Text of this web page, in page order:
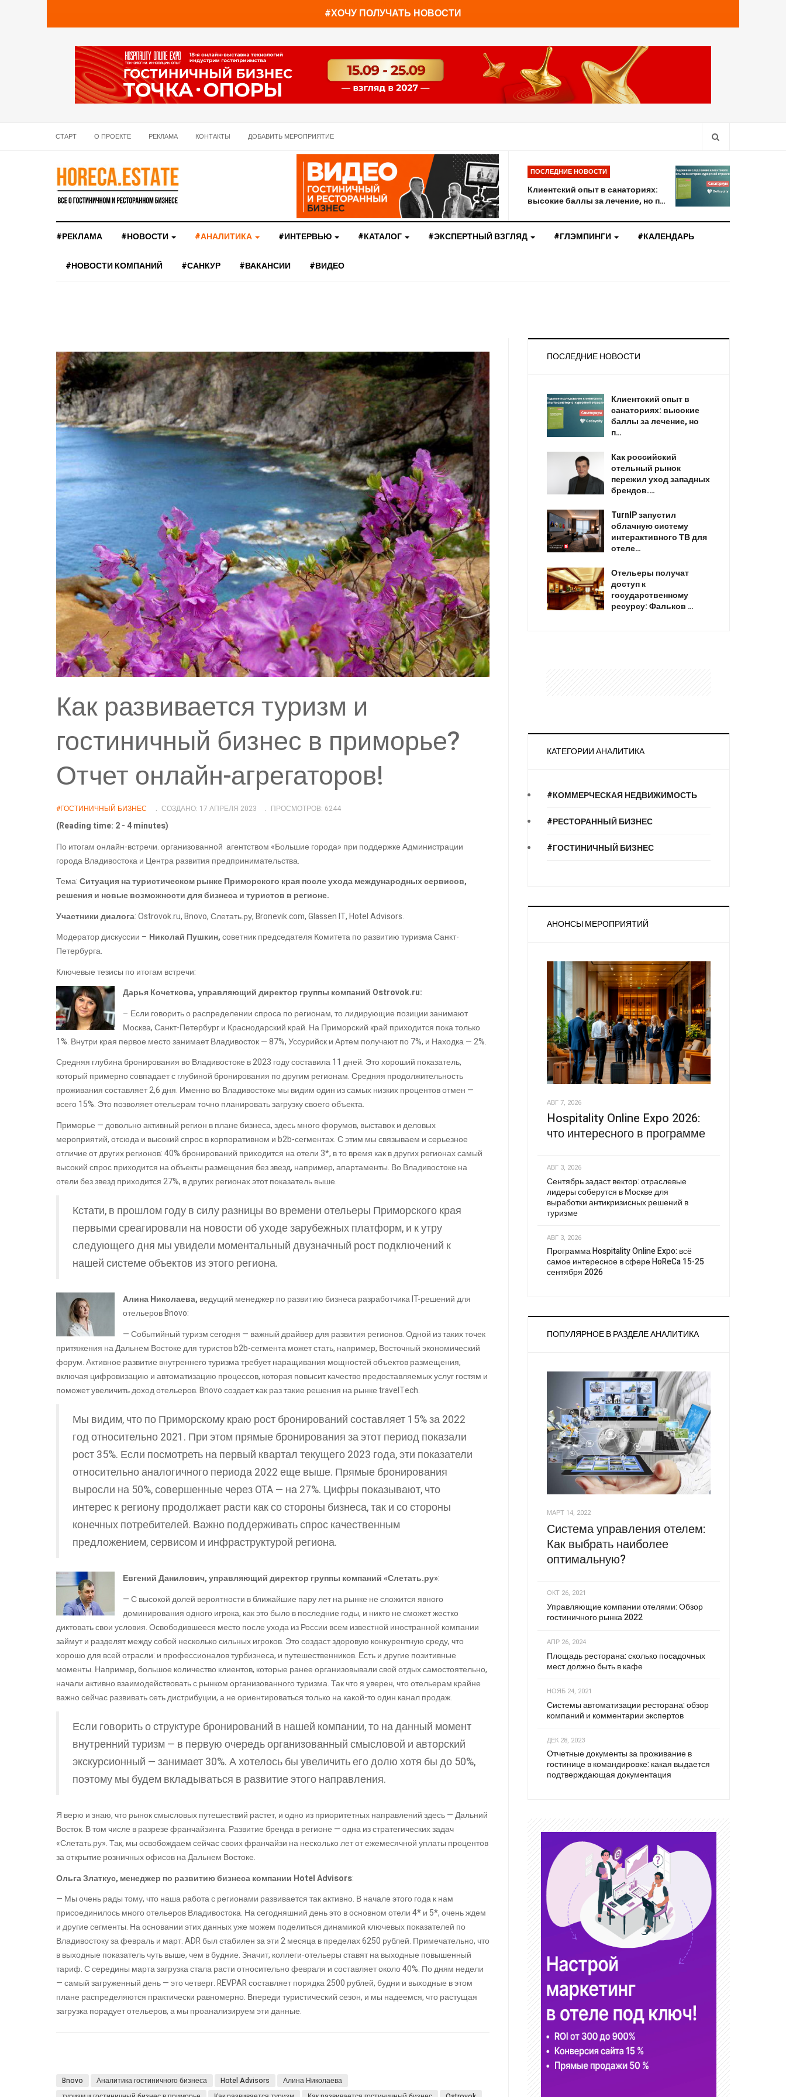
#ХОЧУ ПОЛУЧАТЬ НОВОСТИ
СТАРТ О ПРОЕКТЕ РЕКЛАМА КОНТАКТЫ ДОБАВИТЬ МЕРОПРИЯТИЕ
ПОСЛЕДНИЕ НОВОСТИ
Клиентский опыт в санаториях:
высокие баллы за лечение, но п…
#РЕКЛАМА #НОВОСТИ #АНАЛИТИКА #ИНТЕРВЬЮ #КАТАЛОГ #ЭКСПЕРТНЫЙ ВЗГЛЯД #ГЛЭМПИНГИ #КАЛЕНДАРЬ
#НОВОСТИ КОМПАНИЙ #САНКУР #ВАКАНСИИ #ВИДЕО
Как развивается туризм и
гостиничный бизнес в приморье?
Отчет онлайн-агрегаторов!
#ГОСТИНИЧНЫЙ БИЗНЕС СОЗДАНО: 17 АПРЕЛЯ 2023 ПРОСМОТРОВ: 6244
(Reading time: 2 - 4 minutes)
По итогам онлайн-встречи. организованной агентством «Большие города» при поддержке Администрации
города Владивостока и Центра развития предпринимательства.
Тема:Ситуация на туристическом рынке Приморского края после ухода международных сервисов,
решения и новые возможности для бизнеса и туристов в регионе.
Участники диалога: Ostrovok.ru, Bnovo, Слетать.ру, Bronevik.com, Glassen IT, Hotel Advisors.
Модератор дискуссии – Николай Пушкин,советник председателя Комитета по развитию туризма Санкт-
Петербурга.
Ключевые тезисы по итогам встречи:
Дарья Кочеткова, управляющий директор группы компаний Ostrovok.ru:
– Если говорить о распределении спроса по регионам, то лидирующие позиции занимают
Москва, Санкт-Петербург и Краснодарский край. На Приморский край приходится пока только
1%. Внутри края первое место занимает Владивосток — 87%, Уссурийск и Артем получают по 7%, и Находка — 2%.
Средняя глубина бронирования во Владивостоке в 2023 году составила 11 дней. Это хороший показатель,
который примерно совпадает с глубиной бронирования по другим регионам. Средняя продолжительность
проживания составляет 2,6 дня. Именно во Владивостоке мы видим один из самых низких процентов отмен —
всего 15%. Это позволяет отельерам точно планировать загрузку своего объекта.
Приморье — довольно активный регион в плане бизнеса, здесь много форумов, выставок и деловых
мероприятий, отсюда и высокий спрос в корпоративном и b2b-сегментах. С этим мы связываем и серьезное
отличие от других регионов: 40% бронирований приходится на отели 3*, в то время как в других регионах самый
высокий спрос приходится на объекты размещения без звезд, например, апартаменты. Во Владивостоке на
отели без звезд приходится 27%, в других регионах этот показатель выше.
Кстати, в прошлом году в силу разницы во времени отельеры Приморского края
первыми среагировали на новости об уходе зарубежных платформ, и к утру
следующего дня мы увидели моментальный двузначный рост подключений к
нашей системе объектов из этого региона.
Алина Николаева, ведущий менеджер по развитию бизнеса разработчика IT-решений для
отельеров Bnovo:
— Событийный туризм сегодня — важный драйвер для развития регионов. Одной из таких точек
притяжения на Дальнем Востоке для туристов b2b-сегмента может стать, например, Восточный экономический
форум. Активное развитие внутреннего туризма требует наращивания мощностей объектов размещения,
включая цифровизацию и автоматизацию процессов, которая повысит качество предоставляемых услуг гостям и
поможет увеличить доход отельеров. Bnovo создает как раз такие решения на рынке travelTech.
Мы видим, что по Приморскому краю рост бронирований составляет 15% за 2022
год относительно 2021. При этом прямые бронирования за этот период показали
рост 35%. Если посмотреть на первый квартал текущего 2023 года, эти показатели
относительно аналогичного периода 2022 еще выше. Прямые бронирования
выросли на 50%, совершенные через OTA — на 27%. Цифры показывают, что
интерес к региону продолжает расти как со стороны бизнеса, так и со стороны
конечных потребителей. Важно поддерживать спрос качественным
предложением, сервисом и инфраструктурой региона.
Евгений Данилович, управляющий директор группы компаний «Слетать.ру»:
— С высокой долей вероятности в ближайшие пару лет на рынке не сложится явного
доминирования одного игрока, как это было в последние годы, и никто не сможет жестко
диктовать свои условия. Освободившееся место после ухода из России всем известной иностранной компании
займут и разделят между собой несколько сильных игроков. Это создаст здоровую конкурентную среду, что
хорошо для всей отрасли: и профессионалов турбизнеса, и путешественников. Есть и другие позитивные
моменты. Например, большое количество клиентов, которые ранее организовывали свой отдых самостоятельно,
начали активно взаимодействовать с рынком организованного туризма. Так что я уверен, что отельерам крайне
важно сейчас развивать сеть дистрибуции, а не ориентироваться только на какой-то один канал продаж.
Если говорить о структуре бронирований в нашей компании, то на данный момент
внутренний туризм — в первую очередь организованный смысловой и авторский
экскурсионный — занимает 30%. А хотелось бы увеличить его долю хотя бы до 50%,
поэтому мы будем вкладываться в развитие этого направления.
Я верю и знаю, что рынок смысловых путешествий растет, и одно из приоритетных направлений здесь — Дальний
Восток. В том числе в разрезе франчайзинга. Развитие бренда в регионе — одна из стратегических задач
«Слетать.ру». Так, мы освобождаем сейчас своих франчайзи на несколько лет от ежемесячной уплаты процентов
за открытие розничных офисов на Дальнем Востоке.
Ольга Златкус, менеджер по развитию бизнеса компании Hotel Advisors:
— Мы очень рады тому, что наша работа с регионами развивается так активно. В начале этого года к нам
присоединилось много отельеров Владивостока. На сегодняшний день это в основном отели 4* и 5*, очень ждем
и другие сегменты. На основании этих данных уже можем поделиться динамикой ключевых показателей по
Владивостоку за февраль и март. ADR был стабилен за эти 2 месяца в пределах 6250 рублей. Примечательно, что
в выходные показатель чуть выше, чем в будние. Значит, коллеги-отельеры ставят на выходные повышенный
тариф. С середины марта загрузка стала расти относительно февраля и составляет около 40%. По дням недели
— самый загруженный день — это четверг. REVPAR составляет порядка 2500 рублей, будни и выходные в этом
плане распределяются практически равномерно. Впереди туристический сезон, и мы надеемся, что растущая
загрузка порадует отельеров, а мы проанализируем эти данные.
Bnovo Аналитика гостиничного бизнеса Hotel Advisors
Алина Николаева
ПОСЛЕДНИЕ НОВОСТИ
Клиентский опыт в
санаториях: высокие
баллы за лечение, но
п…
Как российский
отельный рынок
пережил уход западных
брендов.…
TurnIP запустил
облачную систему
интерактивного ТВ для
отеле…
Отельеры получат
доступ к
государственному
ресурсу: Фальков …
КАТЕГОРИИ АНАЛИТИКА
#КОММЕРЧЕСКАЯ НЕДВИЖИМОСТЬ
#РЕСТОРАННЫЙ БИЗНЕС
#ГОСТИНИЧНЫЙ БИЗНЕС
АНОНСЫ МЕРОПРИЯТИЙ
АВГ 7, 2026
Hospitality Online Expo 2026:
что интересного в программе
АВГ 3, 2026
Сентябрь задаст вектор: отраслевые
лидеры соберутся в Москве для
выработки антикризисных решений в
туризме
АВГ 3, 2026
Программа Hospitality Online Expo: всё
самое интересное в сфере HoReCa 15-25
сентября 2026
ПОПУЛЯРНОЕ В РАЗДЕЛЕ АНАЛИТИКА
МАРТ 14, 2022
Система управления отелем:
Как выбрать наиболее
оптимальную?
ОКТ 26, 2021
Управляющие компании отелями: Обзор
гостиничного рынка 2022
АПР 26, 2024
Площадь ресторана: сколько посадочных
мест должно быть в кафе
НОЯБ 24, 2021
Системы автоматизации ресторана: обзор
компаний и комментарии экспертов
ДЕК 28, 2023
Отчетные документы за проживание в
гостинице в командировке: какая выдается
подтверждающая документация